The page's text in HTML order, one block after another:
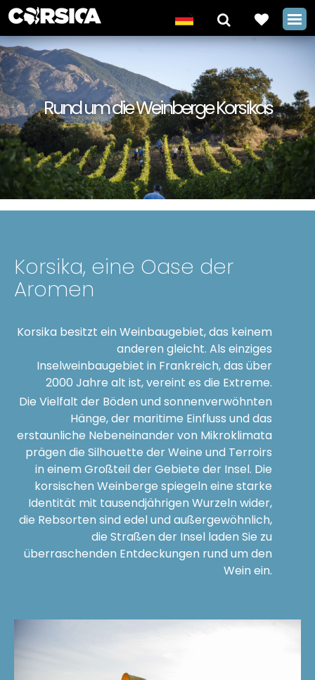
Rund um die Weinberge Korsikas
Korsika, eine Oase der
Aromen
Korsika besitzt ein Weinbaugebiet, das keinem
anderen gleicht. Als einziges
Inselweinbaugebiet in Frankreich, das über
2000 Jahre alt ist, vereint es die Extreme.
Die Vielfalt der Böden und sonnenverwöhnten
Hänge, der maritime Einfluss und das
erstaunliche Nebeneinander von Mikroklimata
prägen die Silhouette der Weine und Terroirs
in einem Großteil der Gebiete der Insel. Die
korsischen Weinberge spiegeln eine starke
Identität mit tausendjährigen Wurzeln wider,
die Rebsorten sind edel und außergewöhnlich,
die Straßen der Insel laden Sie zu
überraschenden Entdeckungen rund um den
Wein ein.